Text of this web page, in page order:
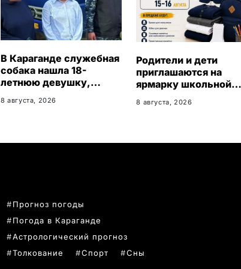
В Караганде служебная
собака нашла 18-
летнюю девушку,
свидания
8 августа, 2026
Родители и дети
приглашаются на
ярмарку школьной
8 августа, 2026
Прогноз погоды
Погода в Караганде
Астрологический прогноз
Толкование
Спорт Сны